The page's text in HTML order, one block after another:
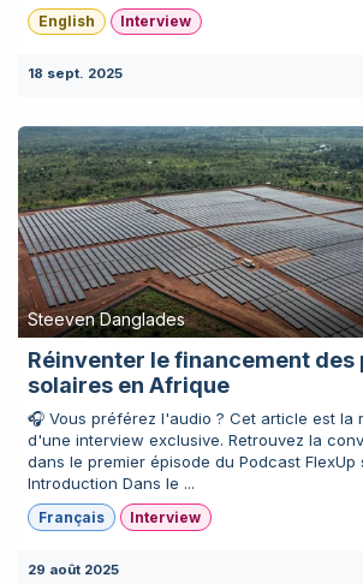
English Interview
18 sept. 2025
Steeven Danglades
Réinventer le financement des
solaires en Afrique
🎧 Vous préférez l'audio ? Cet article est la
d'une interview exclusive. Retrouvez la
dans le premier épisode du Podcast FlexUp
Introduction Dans le ...
Français Interview
29 août 2025